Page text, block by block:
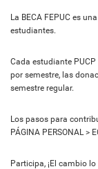
La BECA FEPUC es
estudiantes.
Cada estudiante
por semestre, las
semestre regular.
Los pasos para
PÁGINA PERSONAL >
Participa, ¡El cambio